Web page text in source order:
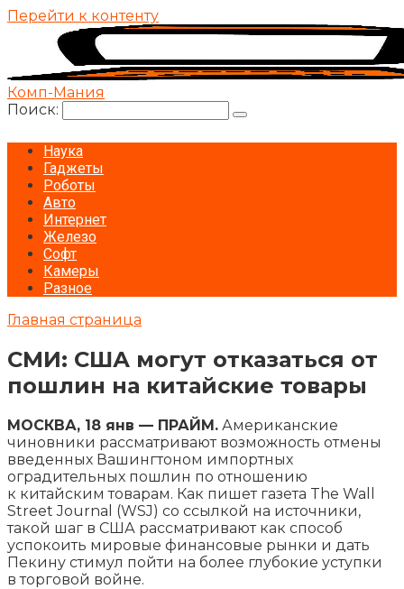
Перейти к контенту
Комп-Мания
Поиск:
Наука
Гаджеты
Роботы
Авто
Интернет
Железо
Софт
Камеры
Разное
Главная страница
СМИ: США могут отказаться от
пошлин на китайские товары
МОСКВА, 18 янв — ПРАЙМ. Американские
чиновники рассматривают возможность отмены
введенных Вашингтоном импортных
оградительных пошлин по отношению
к китайским товарам. Как пишет газета The Wall
Street Journal (WSJ) со ссылкой на источники,
такой шаг в США рассматривают как способ
успокоить мировые финансовые рынки и дать
Пекину стимул пойти на более глубокие уступки
в торговой войне.